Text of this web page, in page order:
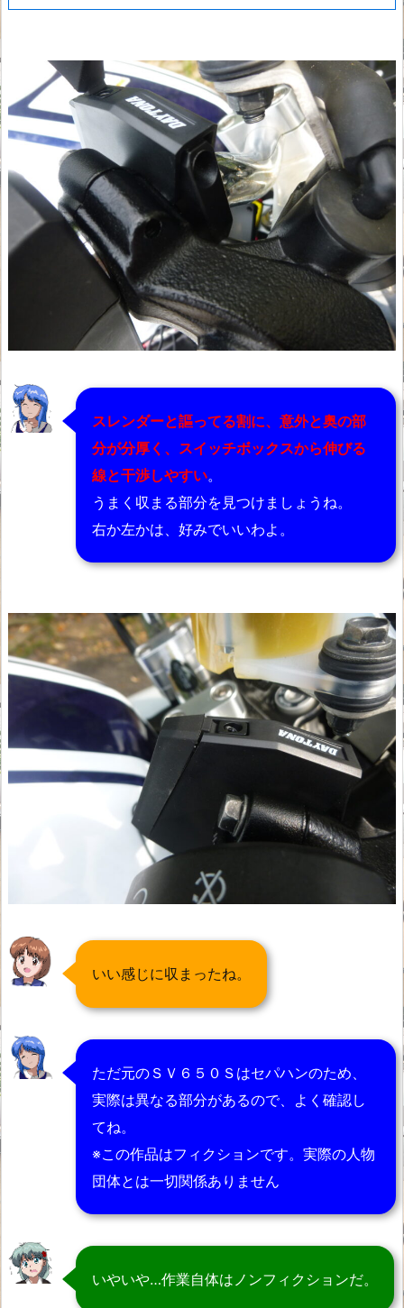
スレンダーと謳ってる割に、意外と奥の部
分が分厚く、スイッチボックスから伸びる
線と干渉しやすい。
うまく収まる部分を見つけましょうね。
右か左かは、好みでいいわよ。
いい感じに収まったね。
ただ元のＳＶ６５０Ｓはセパハンのため、
実際は異なる部分があるので、よく確認し
てね。
※この作品はフィクションです。実際の人物
団体とは一切関係ありません
いやいや…作業自体はノンフィクションだ。